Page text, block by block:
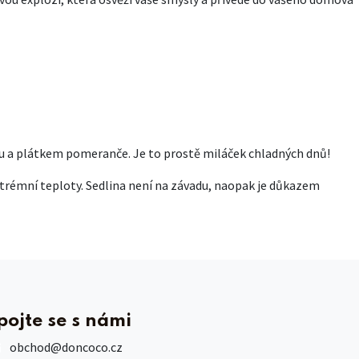
a plátkem pomeranče. Je to prostě miláček chladných dnů!
teploty. Sedlina není na závadu, naopak je důkazem
se s námi
obchod@doncoco.cz